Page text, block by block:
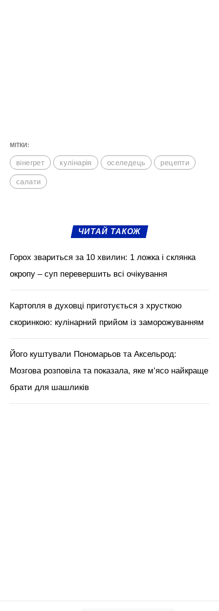
МІТКИ:
вінегрет кулінарія оселедець рецепти
салати
ЧИТАЙ ТАКОЖ
Горох звариться за 10 хвилин: 1 ложка і склянка
окропу – суп перевершить всі очікування
Картопля в духовці приготується з хрусткою
скоринкою: кулінарний прийом із заморожуванням
Його куштували Пономарьов та Аксельрод:
Мозгова розповіла та показала, яке м’ясо найкраще
брати для шашликів